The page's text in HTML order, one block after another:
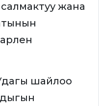
жана
шайлоо